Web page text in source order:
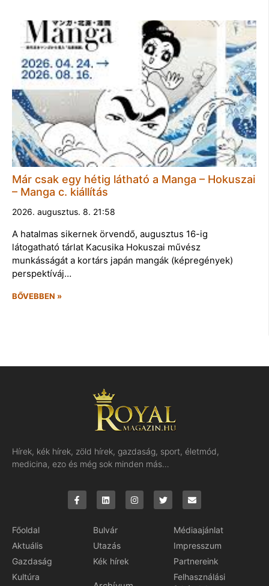
Már csak egy hétig látható a Manga – Hokuszai
– Manga c. kiállítás
2026. augusztus. 8. 21:58
A hatalmas sikernek örvendő, augusztus 16-ig
látogatható tárlat Kacusika Hokuszai művész
munkásságát a kortárs japán mangák (képregények)
perspektíváj…
BŐVEBBEN »
Hírek, kék hírek, zöld hírek, gazdaság, sport, életmód,
medicina, ezo és még sok minden más…
Főoldal
Aktuális
Gazdaság
Kultúra
Bulvár
Utazás
Kék hírek
Médiaajánlat
Impresszum
Partnereink
Felhasználási